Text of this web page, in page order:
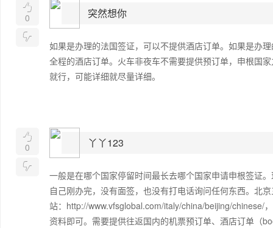

0

突然想你
如果是办理的法国签证，可以不提供酒店订单。如果是办
全程的酒店订单。火车非夜车不需要提供预订单，申根国
就行，可能详细就尽量详细。

0

丫丫123
一般是在哪个国家停留时间最长去哪个国家申请申根签证
自己刚办完，没有面签，也没有打电话询问任何东西。北
站：http://www.vfsglobal.com/italy/china/beijing/chinese/
资料即可。需要提供往返国内的机票预订单、酒店订单（